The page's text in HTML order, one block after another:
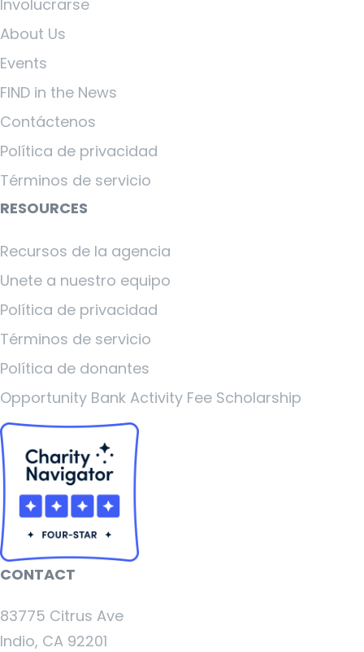
Involucrarse
About Us
Events
FIND in the News
Contáctenos
Política de privacidad
Términos de servicio
RESOURCES
Recursos de la agencia
Unete a nuestro equipo
Política de privacidad
Términos de servicio
Política de donantes
Opportunity Bank Activity Fee Scholarship
CONTACT
83775 Citrus Ave
Indio, CA 92201